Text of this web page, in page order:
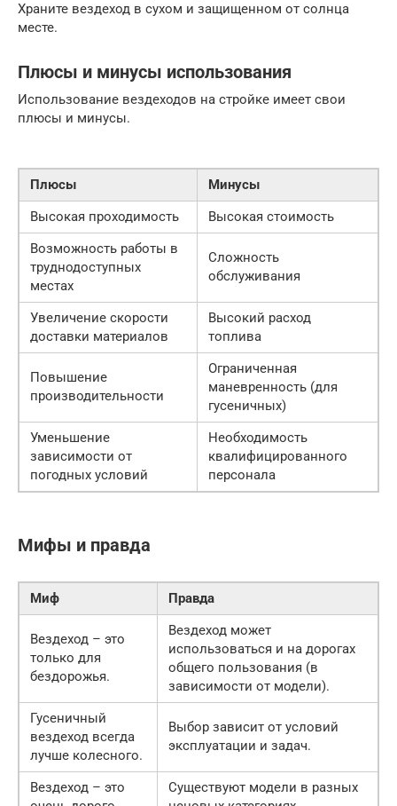
Храните вездеход в сухом и защищенном от солнца
месте.
Плюсы и минусы использования
Использование вездеходов на стройке имеет свои
плюсы и минусы.
Плюсы
Минусы
Высокая проходимость
Высокая стоимость
Возможность работы в
труднодоступных
местах
Сложность
обслуживания
Увеличение скорости
доставки материалов
Высокий расход
топлива
Повышение
производительности
Ограниченная
маневренность (для
гусеничных)
Уменьшение
зависимости от
погодных условий
Необходимость
квалифицированного
персонала
Мифы и правда
Миф Правда
Вездеход – это
только для
бездорожья.
Вездеход может
использоваться и на дорогах
общего пользования (в
зависимости от модели).
Гусеничный
вездеход всегда
лучше колесного.
Выбор зависит от условий
эксплуатации и задач.
Вездеход – это
Существуют модели в разных